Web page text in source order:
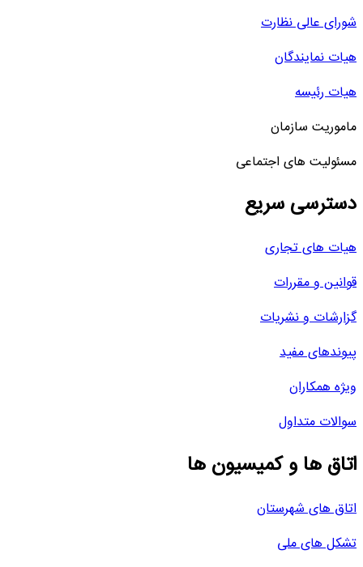
شورای عالی نظارت
هیات نمایندگان
هیات رئیسه
ماموریت سازمان
مسئولیت های اجتماعی
دسترسی سریع
هیات های تجاری
قوانین و مقررات
گزارشات و نشریات
پیوندهای مفید
ویژه همکاران
سوالات متداول
اتاق ها و کمیسیون ها
اتاق های شهرستان
تشکل های ملی